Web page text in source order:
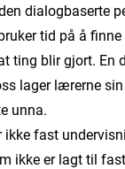
dialogbaserte
tid på å
ting blir gjort.
lager lærerne
unna.
ikke fast
ikke er lagt til